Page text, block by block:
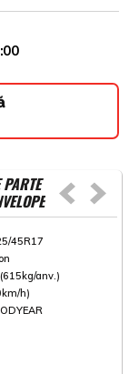
45R17
anv.)
h)